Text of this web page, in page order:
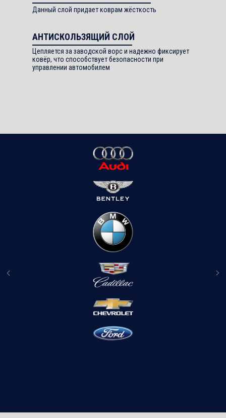
Данный слой придает коврам жёсткость
АНТИСКОЛЬЗЯЩИЙ СЛОЙ
Цепляется за заводской ворс и надежно фиксирует
ковёр, что способствует безопасности при
управлении автомобилем